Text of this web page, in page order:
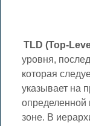
TLD (Top-
уровня,
которая
указывает на
определенной
зоне. В